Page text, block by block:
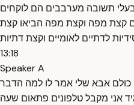
תשובה מערבבים הם לוקחים
קצת מפה וקצת מפה הביאו קצת
לדתיים לאומיים וקצת דתיות
13:18
Speaker A
כולם אבא שלי אמר לו למה הדבר
אני מקבל טלפונים פתאום שעה